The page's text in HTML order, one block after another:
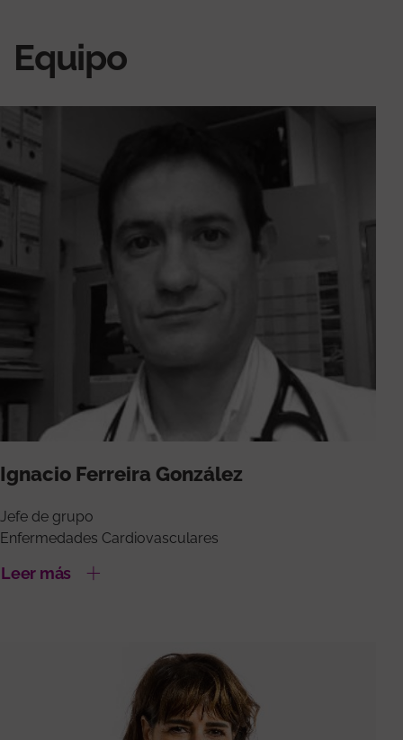
Equipo
Ignacio Ferreira González
Jefe de grupo
Enfermedades Cardiovasculares
Leer más